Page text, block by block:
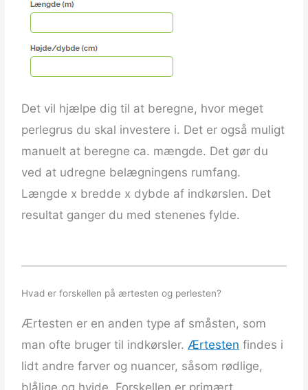
Det vil hjælpe dig til at beregne, hvor meget
perlegrus du skal investere i. Det er også muligt
manuelt at beregne ca. mængde. Det gør du
ved at udregne belægningens rumfang.
Længde x bredde x dybde af indkørslen. Det
resultat ganger du med stenenes fylde.
Hvad er forskellen på ærtesten og perlesten?
Ærtesten er en anden type af småsten, som
man ofte bruger til indkørsler.Ærtesten findes i
lidt andre farver og nuancer, såsom rødlige,